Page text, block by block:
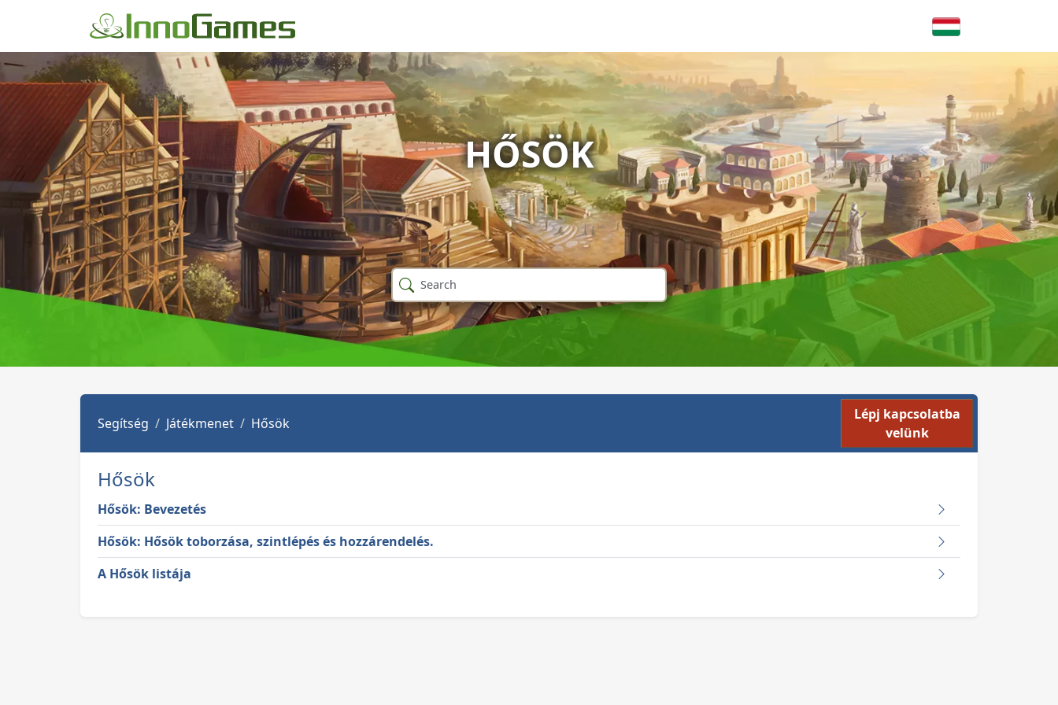
HŐSÖK
Segítség Játékmenet Hősök
Lépj kapcsolatba
velünk
Hősök
Hősök: Bevezetés
Hősök: Hősök toborzása, szintlépés és hozzárendelés.
A Hősök listája